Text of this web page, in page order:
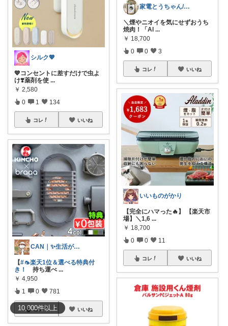
10,000件以上
シルク💖
💙コンセントに差すだけで虫よ
け❣️薬剤を使 ...
￥ 2,580
0 1 134
コレ いいね
CAN｜✨生活が楽になる✨
【#🦟楽天1位＆選べる特典付
き！
持ち運べ ...
￥ 4,950
1 0 781
コレ いいね
家電とうちゃん/2児のパパ✨️購入感謝！
​＼煙やニオイを気にせずおうち
焼肉！「Al ...
￥ 18,700
0 0 3
コレ いいね
いいものがかり
【完全にハマった🔥】 【楽天市
場】＼1,6 ...
￥ 18,700
0 0 11
コレ いいね